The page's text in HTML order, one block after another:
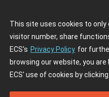
This site uses cookies to
visitor number, share
ECS's Privacy Policy for
browsing our website, you
ECS' use of cookies by clicking